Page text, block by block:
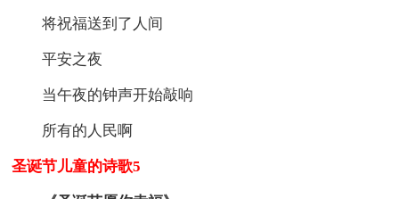
将祝福送到了人间
平安之夜
当午夜的钟声开始敲响
所有的人民啊
圣诞节儿童的诗歌5